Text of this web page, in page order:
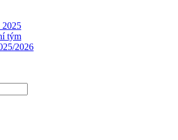
2025
tým
2026